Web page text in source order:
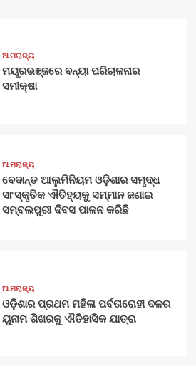
ଆମରାଜ୍ୟ
ମୟୂରଭଞ୍ଜରେ ବନ୍ୟା ପରିଚାଳନାର
ସମୀକ୍ଷା
ଆମରାଜ୍ୟ
ବେଦାନ୍ତ ଆଲୁମିନିୟମ ଓଡ଼ିଶାର ସମୃଦ୍ଧ
ସାଂସ୍କୃତିକ ଐତିହ୍ୟକୁ ସମ୍ମାନ ଜଣାଇ
ସମ୍ବଲପୁରୀ ଦିବସ ପାଳନ କରିଛି
ଆମରାଜ୍ୟ
ଓଡ଼ିଶାର ପ୍ରଥମ ମହିଳା ପର୍ବତାରୋହୀ ଦଳର
ୟୁନାମ ଶିଖରକୁ ଐତିହାସିକ ଯାତ୍ରା